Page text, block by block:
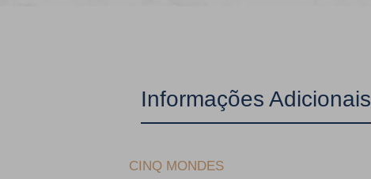
Informações Adicionais
CINQ MONDES